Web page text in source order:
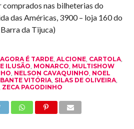
comprados nas bilheterias do
das Américas, 3900 – loja 160 do
da Tijuca)
AGORA É TARDE, ALCIONE, CARTOLA,
ILUSÃO, MONARCO, MULTISHOW
, NELSON CAVAQUINHO, NOEL
VITÓRIA, SILAS DE OLIVEIRA,
ZECA PAGODINHO